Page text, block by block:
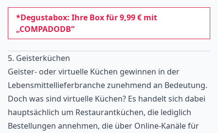
*Degustabox: Ihre Box für 9,99 € mit
„COMPADODB“
5. Geisterküchen
Geister- oder virtuelle Küchen gewinnen in der
Lebensmittellieferbranche zunehmend an Bedeutung.
Doch was sind virtuelle Küchen? Es handelt sich dabei
hauptsächlich um Restaurantküchen, die lediglich
Bestellungen annehmen, die über Online-Kanäle für